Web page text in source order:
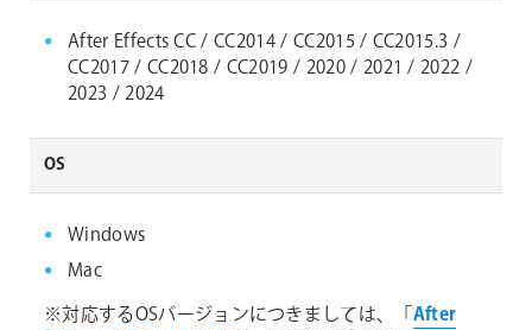
After Effects CC / CC2014 / CC2015 / CC2015.3 /
CC2017 / CC2018 / CC2019 / 2020 / 2021 / 2022 /
2023 / 2024
OS
Windows
Mac
※対応するOSバージョンにつきましては、「 After